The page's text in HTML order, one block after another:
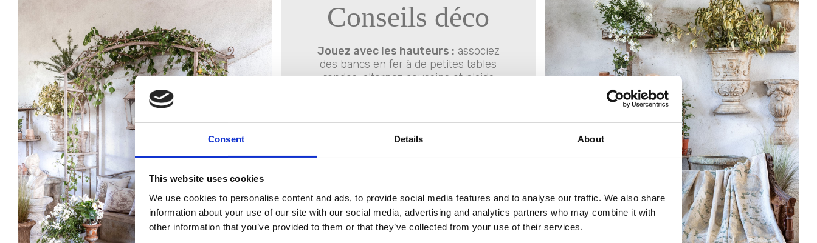
Consent Details About
This website uses cookies
We use cookies to personalise content and ads, to provide social media features and to analyse our traffic. We also share
information about your use of our site with our social media, advertising and analytics partners who may combine it with
other information that you’ve provided to them or that they’ve collected from your use of their services.
Conseils déco
Jouez avec les hauteurs : associez
des bancs en fer à de petites tables
rondes, alternez coussins et plaids
matière du fer et le raffinement des
motifs textiles.
renoncules, jacinthes et branches de
fleurs de pêcher dans des vases
transparents ou des pichets rétro.